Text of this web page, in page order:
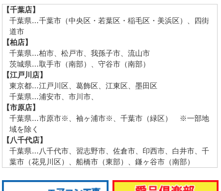
【千葉店】
千葉県…千葉市（中央区・若葉区・稲毛区・美浜区）、四街
道市
【柏店】
千葉県…柏市、松戸市、我孫子市、流山市
茨城県…取手市（南部）、守谷市（南部）
【江戸川店】
東京都…江戸川区、葛飾区、江東区、墨田区
千葉県…浦安市、市川市、
【市原店】
千葉県…市原市※、袖ヶ浦市※、千葉市（緑区） ※一部地
域を除く
【八千代店】
千葉県…八千代市、習志野市、佐倉市、印西市、白井市、千
葉市（花見川区）、船橋市（東部）、鎌ヶ谷市（南部）